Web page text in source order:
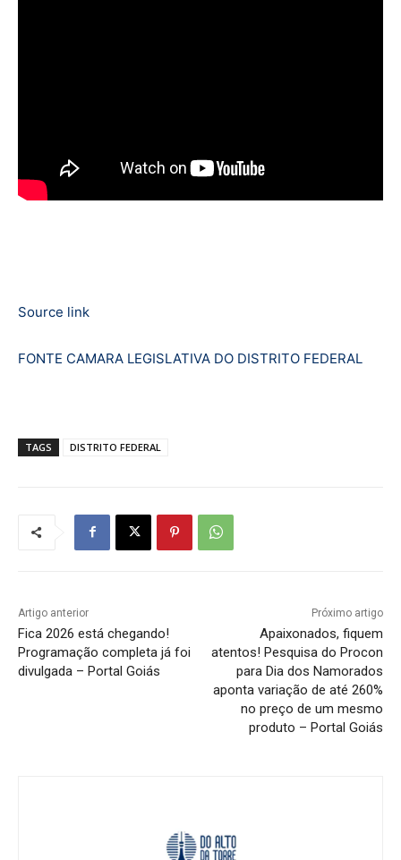
Source link
FONTE CAMARA LEGISLATIVA DO DISTRITO FEDERAL
TAGS DISTRITO FEDERAL
Artigo anterior
Fica 2026 está chegando!
Programação completa já foi
divulgada – Portal Goiás
Próximo artigo
Apaixonados, fiquem
atentos! Pesquisa do Procon
para Dia dos Namorados
aponta variação de até 260%
no preço de um mesmo
produto – Portal Goiás